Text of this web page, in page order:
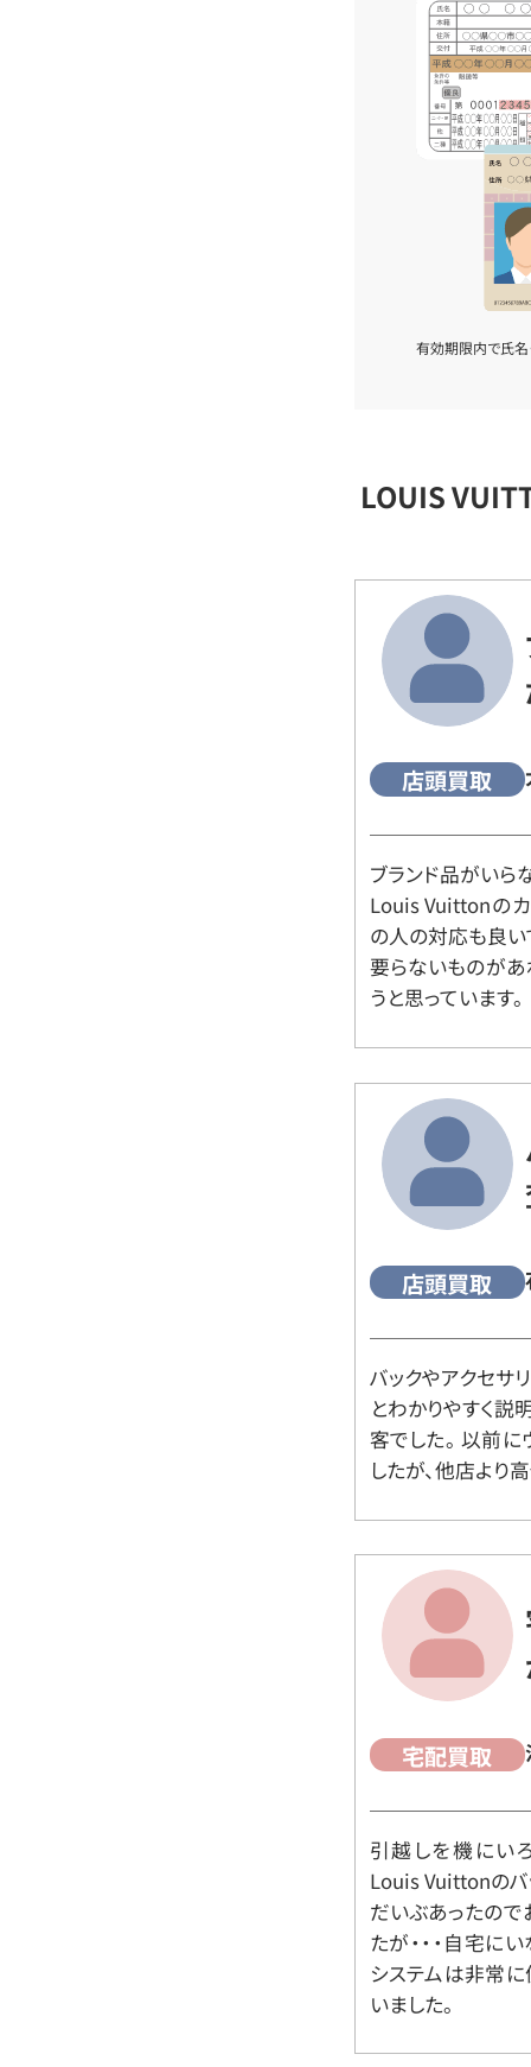
有効期限内で氏名
LOUIS
店頭買取
ブランド品がいら
Louis Vuittonの
の人の対応も良い
要らないものがあ
うと思っています。
店頭買取
バックやアクセサ
とわかりやすく説
客でした。 以前
したが、他店より
宅配買取
引越しを機にい
Louis Vuittonのバ
だいぶあったので
たが・・・自宅に
システムは非常に
いました。